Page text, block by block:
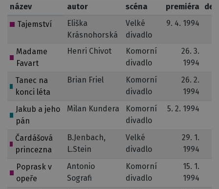
název autor scéna premiéra
Tajemství
Eliška
Krásnohorská
Velké
divadlo
9. 4. 1994
Madame
Favart
Henri Chivot
Komorní
divadlo
26. 3.
1994
Tanec na
konci léta
Brian Friel
Komorní
divadlo
26. 2.
1994
Jakub a jeho
pán
Milan Kundera
Komorní
divadlo
5. 2. 1994
Čardášová
princezna
B.Jenbach,
L.Stein
Velké
divadlo
29. 1.
1994
Poprask v
opeře
Antonio
Sografi
Komorní
divadlo
15. 1.
1994